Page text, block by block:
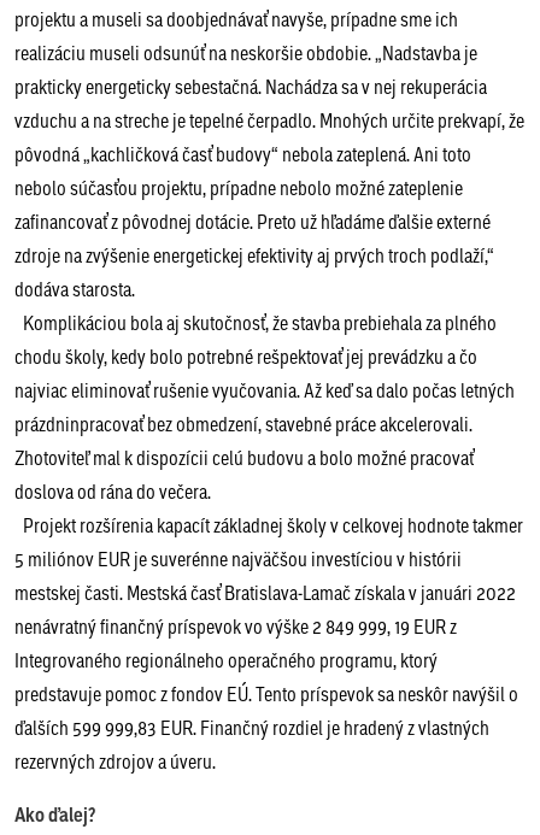
projektu a museli sa doobjednávať navyše, prípadne sme ich
realizáciu museli odsunúť na neskoršie obdobie. „Nadstavba je
prakticky energeticky sebestačná. Nachádza sa v nej rekuperácia
vzduchu a na streche je tepelné čerpadlo. Mnohých určite prekvapí, že
pôvodná „kachličková časť budovy“ nebola zateplená. Ani toto
nebolo súčasťou projektu, prípadne nebolo možné zateplenie
zafinancovať z pôvodnej dotácie. Preto už hľadáme ďalšie externé
zdroje na zvýšenie energetickej efektivity aj prvých troch podlaží,“
dodáva starosta.
Komplikáciou bola aj skutočnosť, že stavba prebiehala za plného
chodu školy, kedy bolo potrebné rešpektovať jej prevádzku a čo
najviac eliminovať rušenie vyučovania. Až keď sa dalo počas letných
prázdninpracovať bez obmedzení, stavebné práce akcelerovali.
Zhotoviteľ mal k dispozícii celú budovu a bolo možné pracovať
doslova od rána do večera.
Projekt rozšírenia kapacít základnej školy v celkovej hodnote takmer
5 miliónov EUR je suverénne najväčšou investíciou v histórii
mestskej časti. Mestská časť Bratislava-Lamač získala v januári 2022
nenávratný finančný príspevok vo výške 2 849 999, 19 EUR z
Integrovaného regionálneho operačného programu, ktorý
predstavuje pomoc z fondov EÚ. Tento príspevok sa neskôr navýšil o
ďalších 599 999,83 EUR. Finančný rozdiel je hradený z vlastných
rezervných zdrojov a úveru.
Ako ďalej?